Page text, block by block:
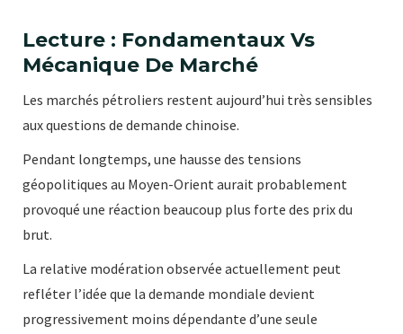
Lecture : Fondamentaux Vs
Mécanique De Marché
Les marchés pétroliers restent aujourd’hui très sensibles
aux questions de demande chinoise.
Pendant longtemps, une hausse des tensions
géopolitiques au Moyen-Orient aurait probablement
provoqué une réaction beaucoup plus forte des prix du
brut.
La relative modération observée actuellement peut
refléter l’idée que la demande mondiale devient
progressivement moins dépendante d’une seule